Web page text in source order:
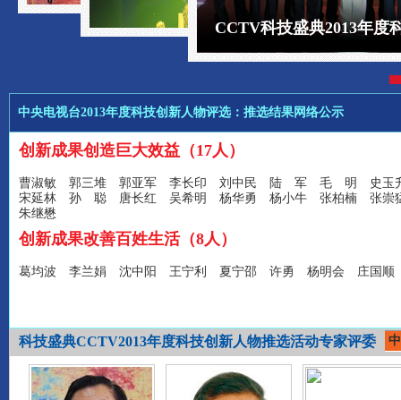
CCTV科技盛典2013年度
中央电视台2013年度科技创新人物评选：推选结果网络公示
创新成果创造巨大效益（17人）
曹淑敏 郭三堆 郭亚军 李长印 刘中民 陆 军 毛 明 史玉
宋延林 孙 聪 唐长红 吴希明 杨华勇 杨小牛 张柏楠 张
朱继懋
创新成果改善百姓生活（8人）
葛均波 李兰娟 沈中阳 王宁利 夏宁邵 许勇 杨明会 庄国顺
科技盛典CCTV2013年度科技创新人物推选活动专家评委